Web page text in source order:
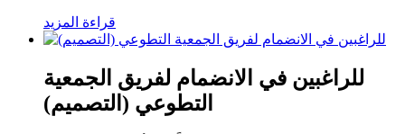
قراءة المزيد
للراغبين في الانضمام لفريق الجمعية
التطوعي (التصميم)